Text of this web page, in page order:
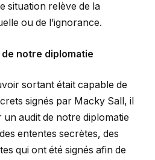
situation relève de la
ou de l’ignorance.
notre diplomatie
sortant était capable de
signés par Macky Sall, il
audit de notre diplomatie
ententes secrètes, des
qui ont été signés afin de